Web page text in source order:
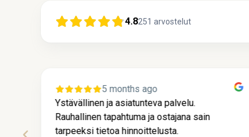
4.8251 arvostelut
5 months ago
Ystävällinen ja asiatunteva palvelu.
Rauhallinen tapahtuma ja ostajana sain
tarpeeksi tietoa hinnoittelusta.